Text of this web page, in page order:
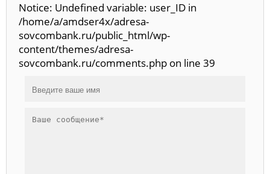
Notice: Undefined variable: user_ID in
/home/a/amdser4x/adresa-
sovcombank.ru/public_html/wp-
content/themes/adresa-
sovcombank.ru/comments.php on line 39